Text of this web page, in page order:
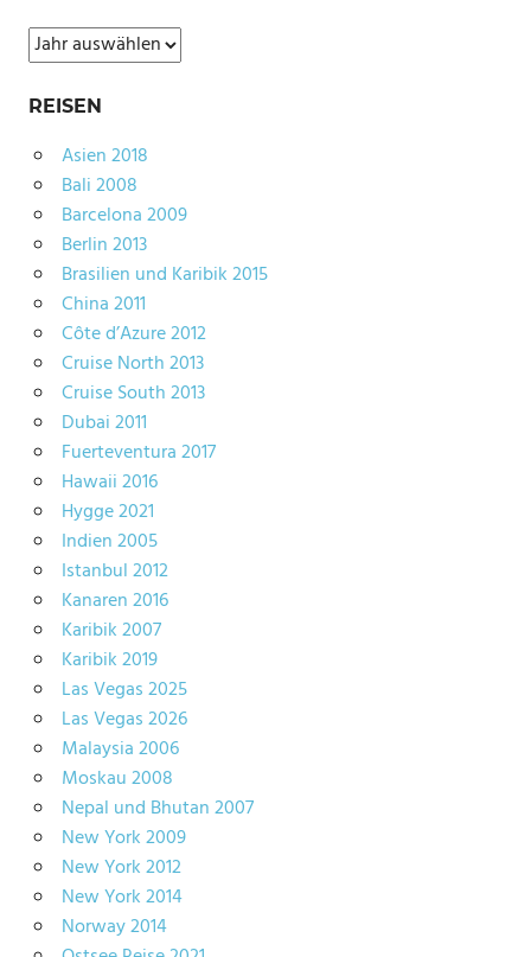
Archiv
REISEN
Asien 2018
Bali 2008
Barcelona 2009
Berlin 2013
Brasilien und Karibik 2015
China 2011
Côte d’Azure 2012
Cruise North 2013
Cruise South 2013
Dubai 2011
Fuerteventura 2017
Hawaii 2016
Hygge 2021
Indien 2005
Istanbul 2012
Kanaren 2016
Karibik 2007
Karibik 2019
Las Vegas 2025
Las Vegas 2026
Malaysia 2006
Moskau 2008
Nepal und Bhutan 2007
New York 2009
New York 2012
New York 2014
Norway 2014